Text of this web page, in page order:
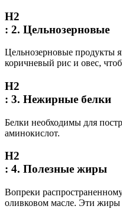
Н2
: 2. Цельнозерновые
Цельнозерновые продукты
коричневый рис и овес,
Н2
: 3. Нежирные белки
Белки необходимы для
аминокислот.
Н2
: 4. Полезные жиры
Вопреки
оливковом масле. Эти жиры